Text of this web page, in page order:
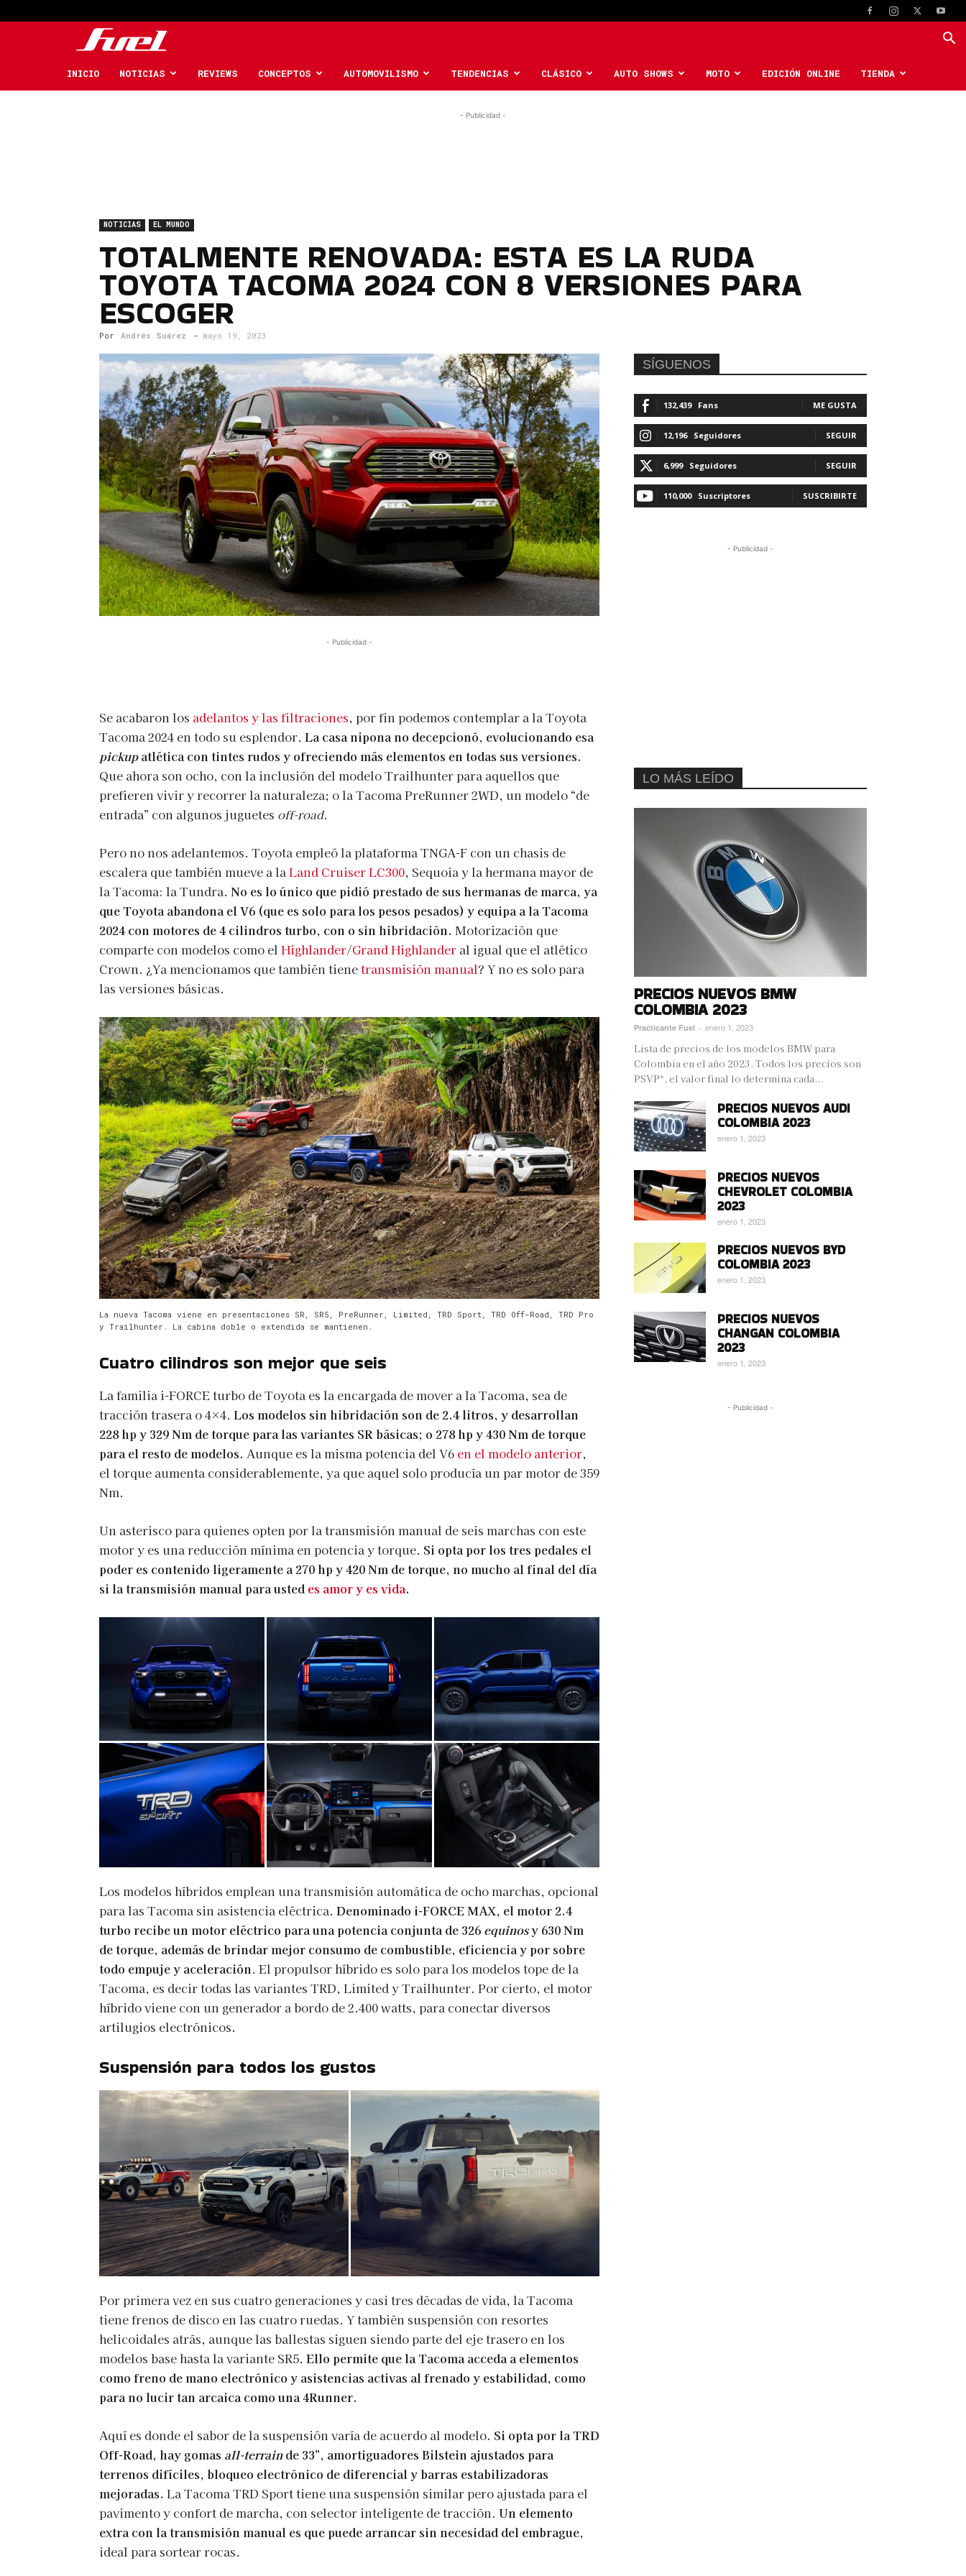
Car
INICIO NOTICIAS REVIEWS CONCEPTOS AUTOMOVILISMO TENDENCIAS CLÁSICO AUTO SHOWS MOTO EDICIÓN ONLINE TIENDA
- Publicidad -
NOTICIAS EL MUNDO
TOTALMENTE RENOVADA: ESTA ES LA RUDA
TOYOTA TACOMA 2024 CON 8 VERSIONES PARA
ESCOGER
Por Andrés Suárez - mayo 19, 2023
- Publicidad -
Se acabaron los adelantos y las filtraciones, por fin podemos contemplar a la Toyota
Tacoma 2024 en todo su esplendor. La casa nipona no decepcionó, evolucionando esa
pickupatlética con tintes rudos y ofreciendo más elementos en todas sus versiones.
Que ahora son ocho, con la inclusión del modelo Trailhunter para aquellos que
prefieren vivir y recorrer la naturaleza; o la Tacoma PreRunner 2WD, un modelo “de
entrada” con algunos juguetes off-road.
Pero no nos adelantemos. Toyota empleó la plataforma TNGA-F con un chasis de
escalera que también mueve a laLand Cruiser LC300, Sequoia y la hermana mayor de
la Tacoma: la Tundra. No es lo único que pidió prestado de sus hermanas de marca, ya
que Toyota abandona el V6 (que es solo para los pesos pesados) y equipa a la Tacoma
2024 con motores de 4 cilindros turbo, con o sin hibridación. Motorización que
comparte con modelos como el Highlander/Grand Highlander al igual que el atlético
Crown. ¿Ya mencionamos que también tienetransmisión manual? Y no es solo para
las versiones básicas.
La nueva Tacoma viene en presentaciones SR, SR5, PreRunner, Limited, TRD Sport, TRD Off-Road, TRD Pro
y Trailhunter. La cabina doble o extendida se mantienen.
Cuatro cilindros son mejor que seis
La familia i-FORCE turbo de Toyota es la encargada de mover a la Tacoma, sea de
tracción trasera o 4×4. Los modelos sin hibridación son de 2.4 litros, y desarrollan
228 hp y 329 Nm de torque para las variantes SR básicas; o 278 hp y 430 Nm de torque
para el resto de modelos. Aunque es la misma potencia del V6 en el modelo anterior,
el torque aumenta considerablemente, ya que aquel solo producía un par motor de 359
Nm.
Un asterisco para quienes opten por la transmisión manual de seis marchas con este
motor y es una reducción mínima en potencia y torque. Si opta por los tres pedales el
poder es contenido ligeramente a 270 hp y 420 Nm de torque, no mucho al final del día
si la transmisión manual para usted es amor y es vida.
Los modelos híbridos emplean una transmisión automática de ocho marchas, opcional
para las Tacoma sin asistencia eléctrica. Denominado i-FORCE MAX, el motor 2.4
turbo recibe un motor eléctrico para una potencia conjunta de 326 equinosy 630 Nm
de torque, además de brindar mejor consumo de combustible, eficiencia y por sobre
todo empuje y aceleración. El propulsor híbrido es solo para los modelos tope de la
Tacoma, es decir todas las variantes TRD, Limited y Trailhunter. Por cierto, el motor
híbrido viene con un generador a bordo de 2.400 watts, para conectar diversos
artilugios electrónicos.
Suspensión para todos los gustos
Por primera vez en sus cuatro generaciones y casi tres décadas de vida, la Tacoma
tiene frenos de disco en las cuatro ruedas. Y también suspensión con resortes
helicoidales atrás, aunque las ballestas siguen siendo parte del eje trasero en los
modelos base hasta la variante SR5. Ello permite que la Tacoma acceda a elementos
como freno de mano electrónico y asistencias activas al frenado y estabilidad, como
para no lucir tan arcaica como una 4Runner.
Aquí es donde el sabor de la suspensión varía de acuerdo al modelo. Si opta por la TRD
Off-Road, hay gomas all-terrainde 33”, amortiguadores Bilstein ajustados para
terrenos difíciles, bloqueo electrónico de diferencial y barras estabilizadoras
mejoradas. La Tacoma TRD Sport tiene una suspensión similar pero ajustada para el
pavimento y confort de marcha, con selector inteligente de tracción. Un elemento
extra con la transmisión manual es que puede arrancar sin necesidad del embrague,
ideal para sortear rocas.
SÍGUENOS
132,439 Fans ME GUSTA
12,196 Seguidores SEGUIR
6,999 Seguidores SEGUIR
110,000 Suscriptores SUSCRIBIRTE
- Publicidad -
LO MÁS LEÍDO
PRECIOS NUEVOS BMW
COLOMBIA 2023
Practicante Fuel - enero 1, 2023
Lista de precios de los modelos BMW para
Colombia en el año 2023. Todos los precios son
PSVP*, el valor final lo determina cada...
PRECIOS NUEVOS AUDI
COLOMBIA 2023
enero 1, 2023
PRECIOS NUEVOS
CHEVROLET COLOMBIA
2023
enero 1, 2023
PRECIOS NUEVOS BYD
COLOMBIA 2023
enero 1, 2023
PRECIOS NUEVOS
CHANGAN COLOMBIA
2023
enero 1, 2023
- Publicidad -